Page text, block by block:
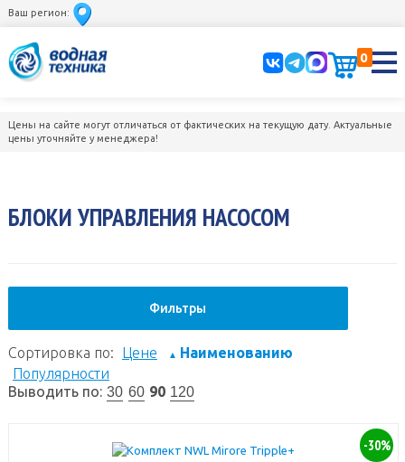
Ваш регион:
0
Цены на сайте могут отличаться от фактических на текущую дату. Актуальные
цены уточняйте у менеджера!
БЛОКИ УПРАВЛЕНИЯ НАСОСОМ
Фильтры
Сортировка по: Цене ▲ Наименованию
Популярности
Выводить по: 30 60 90 120
-30%